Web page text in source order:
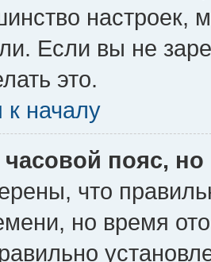
настроек,
Если вы не
это.
к началу
пояс,
что
но время